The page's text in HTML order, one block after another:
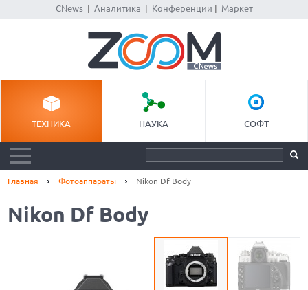
CNews| Аналитика Конференции Маркет
ТЕХНИКА НАУКА СОФТ
Главная Фотоаппараты Nikon Df Body
Nikon Df Body